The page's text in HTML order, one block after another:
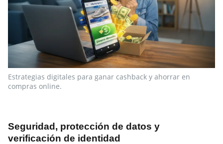
Estrategias digitales para ganar cashback y ahorrar en
compras online.
Seguridad, protección de datos y
verificación de identidad